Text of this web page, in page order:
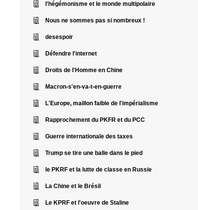
l'hégémonisme et le monde multipolaire
Nous ne sommes pas si nombreux !
desespoir
Défendre l'internet
Droits de l'Homme en Chine
Macron-s'en-va-t-en-guerre
L'Europe, maillon faible de l'impérialisme
Rapprochement du PKFR et du PCC
Guerre internationale des taxes
Trump se tire une balle dans le pied
le PKRF et la lutte de classe en Russie
La Chine et le Brésil
Le KPRF et l'oeuvre de Staline